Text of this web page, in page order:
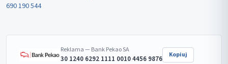
690 190 544
Reklama — Bank Pekao SA
30 1240 6292 1111 0010 4456 9876 Kopiuj